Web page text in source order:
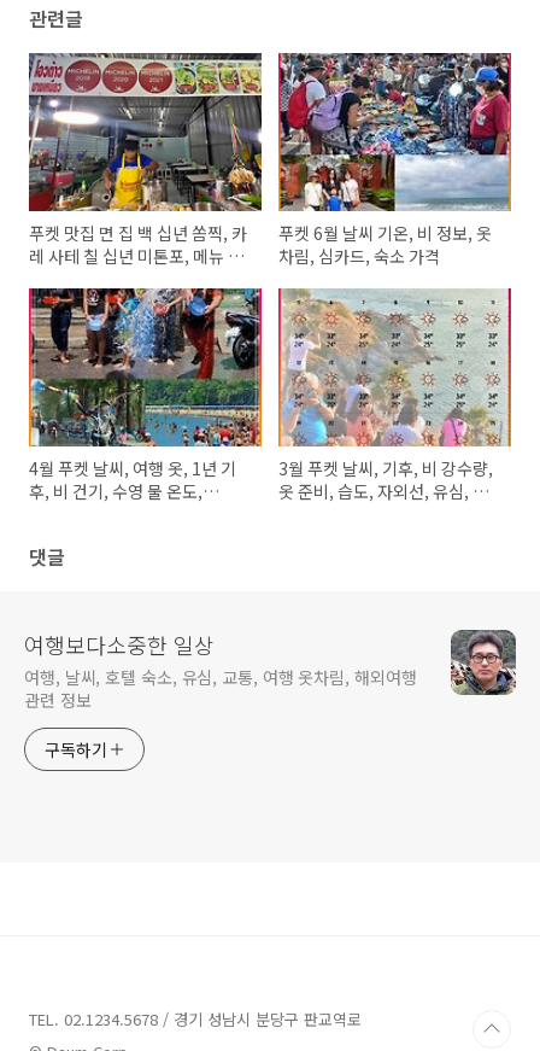
관련글
푸켓 맛집 면 집 백 십년 쏨찍, 카
레 사테 칠 십년 미톤포, 메뉴 종
푸켓 6월 날씨 기온, 비 정보, 옷
차림, 심카드, 숙소 가격
4월 푸켓 날씨, 여행 옷, 1년 기
후, 비 건기, 수영 물 온도,
3월 푸켓 날씨, 기후, 비 강수량,
옷 준비, 습도, 자외선, 유심, 호
댓글
여행보다소중한 일상
여행, 날씨, 호텔 숙소, 유심, 교통, 여행 옷차림, 해외여행
관련 정보
구독하기
TEL. 02.1234.5678 / 경기 성남시 분당구 판교역로